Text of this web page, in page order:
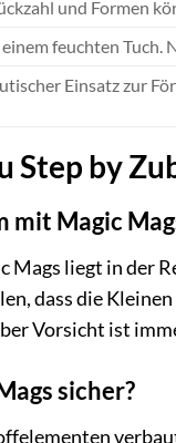
und Formen
feuchten Tuch.
Einsatz zur
Step by
mit Magic
liegt in der
dass die
Vorsicht ist
sicher?